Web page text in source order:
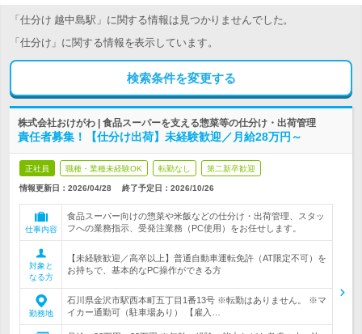
「仕分け 越中島駅」に関する情報は見つかりませんでした。
「仕分け」に関する情報を表示しています。
検索条件を変更する
株式会社おけがわ | 食品スーパーを支える惣菜等の仕分け・出荷管理
責任者募集！【仕分け出荷】未経験歓迎／月給28万円～
正社員 職種・業種未経験OK 転勤なし 第二新卒歓迎
情報更新日：2026/04/28 終了予定日： 2026/10/26
仕事内容
食品スーパー向けの惣菜や米飯などの仕分け・出荷管理、スタッ
フへの業務指示、受発注業務（PC使用）をお任せします。
対象と
なる方
【未経験歓迎／高卒以上】普通自動車運転免許（AT限定不可）を
お持ちで、基本的なPC操作ができる方
勤務地
石川県金沢市駅西本町五丁目1番13号 ※転勤はありません。 ※マ
イカー通勤可（駐車場あり） 【雇入…